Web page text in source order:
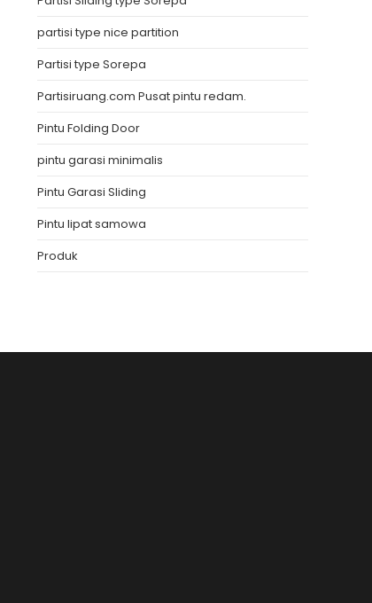
partisi type nice partition
Partisi type Sorepa
Partisiruang.com Pusat pintu redam.
Pintu Folding Door
pintu garasi minimalis
Pintu Garasi Sliding
Pintu lipat samowa
Produk